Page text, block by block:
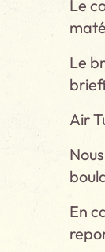
Le
Le
Air
En